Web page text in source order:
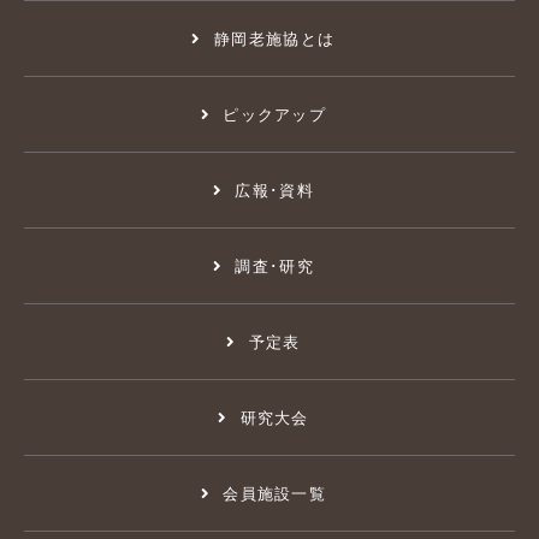
静岡老施協とは
ピックアップ
広報･資料
調査･研究
予定表
研究大会
会員施設一覧